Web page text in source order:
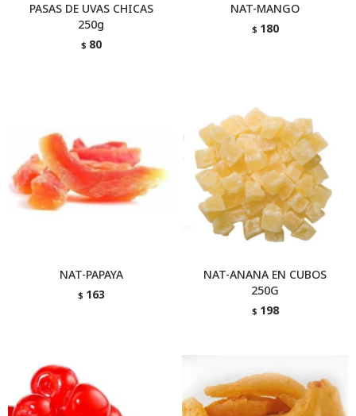
PASAS DE UVAS CHICAS
250g
$ 80
NAT-MANGO
$ 180
NAT-PAPAYA
$ 163
NAT-ANANA EN CUBOS
250G
$ 198